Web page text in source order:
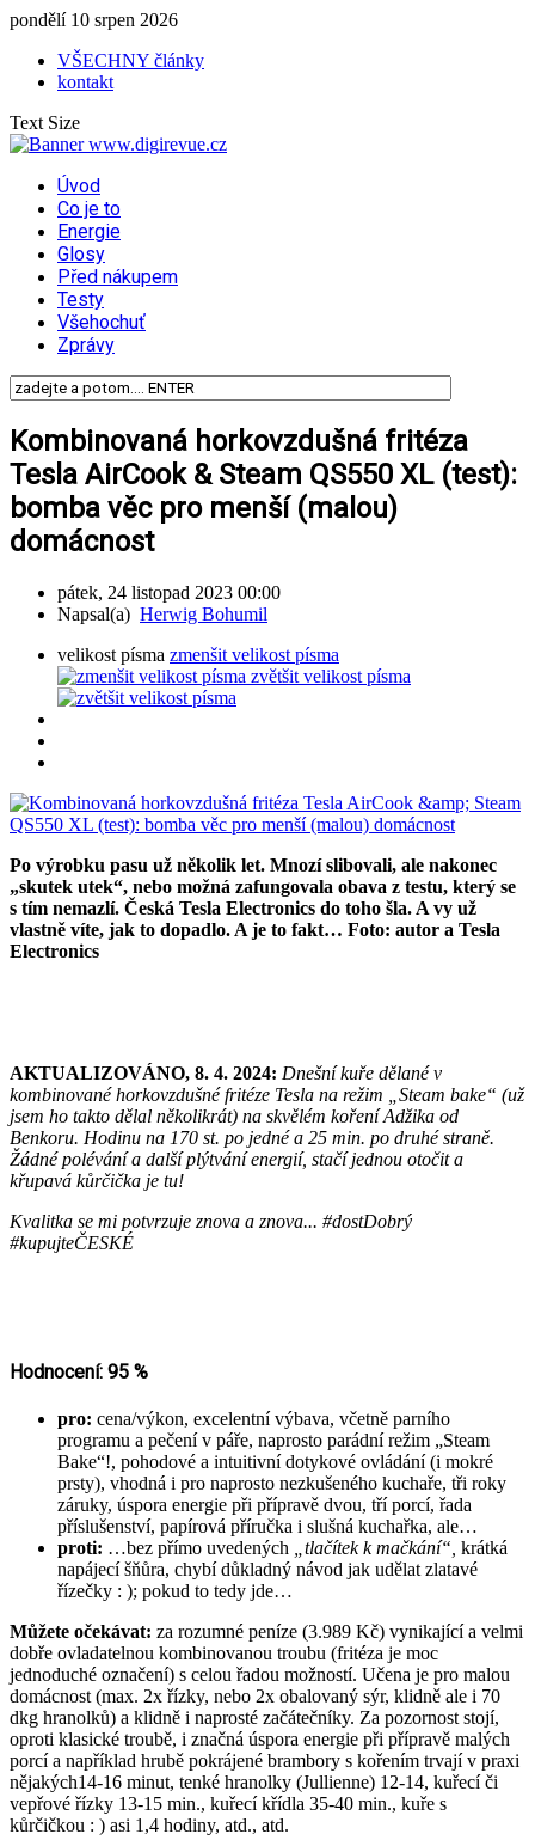
pondělí 10 srpen 2026
VŠECHNY články
kontakt
Text Size
Úvod
Co je to
Energie
Glosy
Před nákupem
Testy
Všehochuť
Zprávy
Kombinovaná horkovzdušná fritéza
Tesla AirCook & Steam QS550 XL (test):
bomba věc pro menší (malou)
domácnost
pátek, 24 listopad 2023 00:00
Napsal(a) Herwig Bohumil
velikost písma zmenšit velikost písma
zvětšit velikost písma
Po výrobku pasu už několik let. Mnozí slibovali, ale nakonec
„skutek utek“, nebo možná zafungovala obava z testu, který se
s tím nemazlí. Česká Tesla Electronics do toho šla. A vy už
vlastně víte, jak to dopadlo. A je to fakt… Foto: autor a Tesla
Electronics
AKTUALIZOVÁNO, 8. 4. 2024: Dnešní kuře dělané v
kombinované horkovzdušné fritéze Tesla na režim „Steam bake“ (už
jsem ho takto dělal několikrát) na skvělém koření Adžika od
Benkoru. Hodinu na 170 st. po jedné a 25 min. po druhé straně.
Žádné polévání a další plýtvání energií, stačí jednou otočit a
křupavá kůrčička je tu!
Kvalitka se mi potvrzuje znova a znova... #dostDobrý
#kupujteČESKÉ
Hodnocení: 95 %
pro: cena/výkon, excelentní výbava, včetně parního
programu a pečení v páře, naprosto parádní režim „Steam
Bake“!, pohodové a intuitivní dotykové ovládání (i mokré
prsty), vhodná i pro naprosto nezkušeného kuchaře, tři roky
záruky, úspora energie při přípravě dvou, tří porcí, řada
příslušenství, papírová příručka i slušná kuchařka, ale…
proti: …bez přímo uvedených „tlačítek k mačkání“, krátká
napájecí šňůra, chybí důkladný návod jak udělat zlatavé
řízečky : ); pokud to tedy jde…
Můžete očekávat: za rozumné peníze (3.989 Kč) vynikající a velmi
dobře ovladatelnou kombinovanou troubu (fritéza je moc
jednoduché označení) s celou řadou možností. Učena je pro malou
domácnost (max. 2x řízky, nebo 2x obalovaný sýr, klidně ale i 70
dkg hranolků) a klidně i naprosté začátečníky. Za pozornost stojí,
oproti klasické troubě, i značná úspora energie při přípravě malých
porcí a například hrubě pokrájené brambory s kořením trvají v praxi
nějakých14-16 minut, tenké hranolky (Jullienne) 12-14, kuřecí či
vepřové řízky 13-15 min., kuřecí křídla 35-40 min., kuře s
kůrčičkou : ) asi 1,4 hodiny, atd., atd.